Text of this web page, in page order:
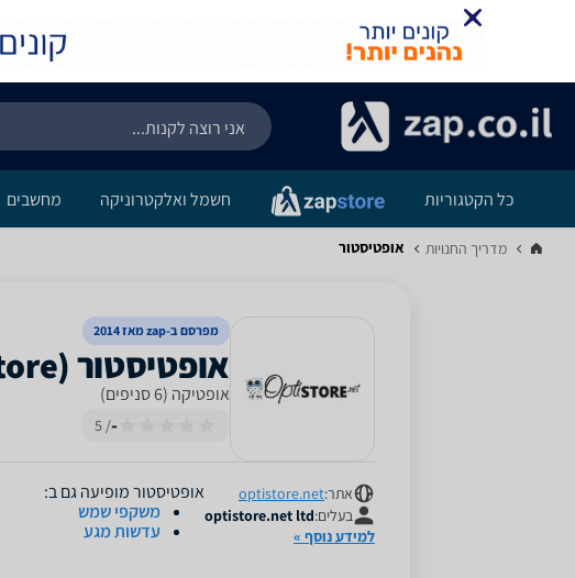
כל הקטגוריות חשמל ואלקטרוניקה מחשבים
מדריך החנויות‏ אופטיסטור
מפרסם ב-zap מאז 2014
אופטיקה (6 סניפים)
-
/ 5
אתר:optistore.net
בעלים:optistore.net ltd
למידע נוסף »
אופטיסטורמופיעה גם ב:
משקפי שמש
עדשות מגע